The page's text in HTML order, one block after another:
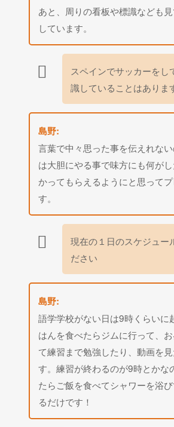
あと、周りの看板や標識なども
しています。
スペインでサッカーをし
識していることはありま
島野:
言葉で中々思った事を伝えれな
は大胆にやる事で味方にも何が
かってもらえるようにと思って
す。
現在の１日のスケジュー
ださい
島野:
語学学校がない日は9時くらいに
はんを食べたらジムに行って、
て練習まで勉強したり、動画を
す。練習が終わるのが9時とかな
たらご飯を食べてシャワーを浴
るだけです！